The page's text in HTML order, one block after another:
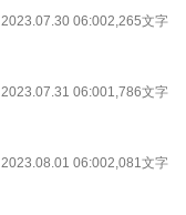
2023.07.30 06:002,265文字
2023.07.31 06:001,786文字
2023.08.01 06:002,081文字